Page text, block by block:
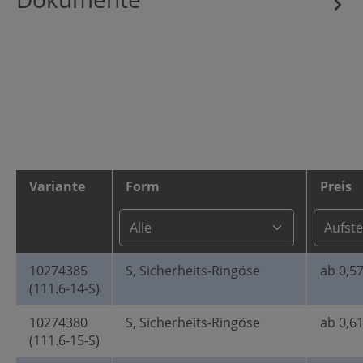
Variante Form Preis
10274385
(111.6-14-S)
S, Sicherheits-Ringöse ab
10274380
(111.6-15-S)
S, Sicherheits-Ringöse ab